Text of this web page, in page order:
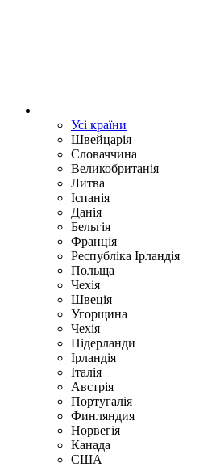
Усі країни
Швейцарія
Словаччина
Великобританія
Литва
Іспанія
Данія
Бельгія
Франція
Республіка Ірландія
Польща
Чехія
Швецiя
Угорщина
Чехія
Нідерланди
Iрландія
Iталiя
Австрія
Португалія
Финляндия
Норвегія
Канада
США